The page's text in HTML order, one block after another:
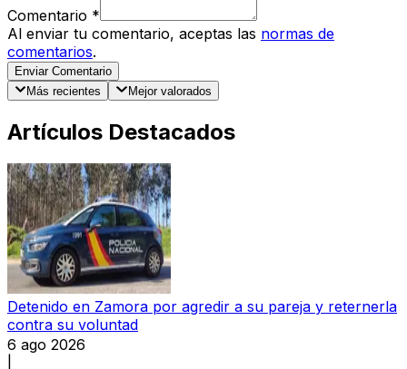
Comentario *
Al enviar tu comentario, aceptas las normas de
comentarios.
Enviar Comentario
Más recientes
Mejor valorados
Artículos Destacados
Detenido en Zamora por agredir a su pareja y reternerla
contra su voluntad
6 ago 2026